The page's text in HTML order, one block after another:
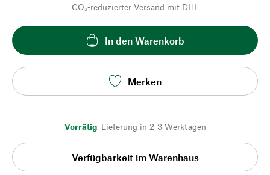
CO₂-reduzierter Versand mit DHL
In den Warenkorb
Merken
Vorrätig, Lieferung in 2-3 Werktagen
Verfügbarkeit im Warenhaus